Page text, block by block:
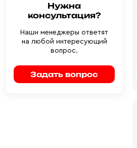
Нужна
консультация?
Наши менеджеры ответят
на любой интересующий
вопрос.
Задать вопрос